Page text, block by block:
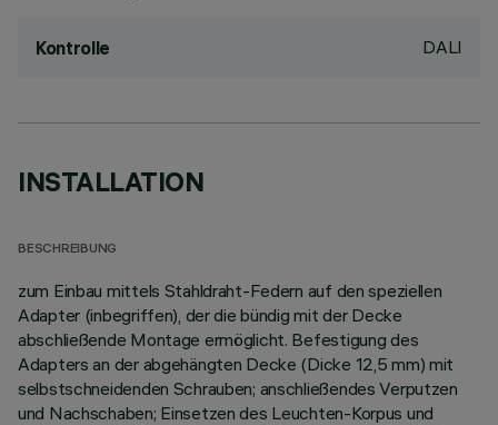
Kontrolle DALI
INSTALLATION
BESCHREIBUNG
zum Einbau mittels Stahldraht-Federn auf den speziellen
Adapter (inbegriffen), der die bündig mit der Decke
abschließende Montage ermöglicht. Befestigung des
Adapters an der abgehängten Decke (Dicke 12,5 mm) mit
selbstschneidenden Schrauben; anschließendes Verputzen
und Nachschaben; Einsetzen des Leuchten-Korpus und